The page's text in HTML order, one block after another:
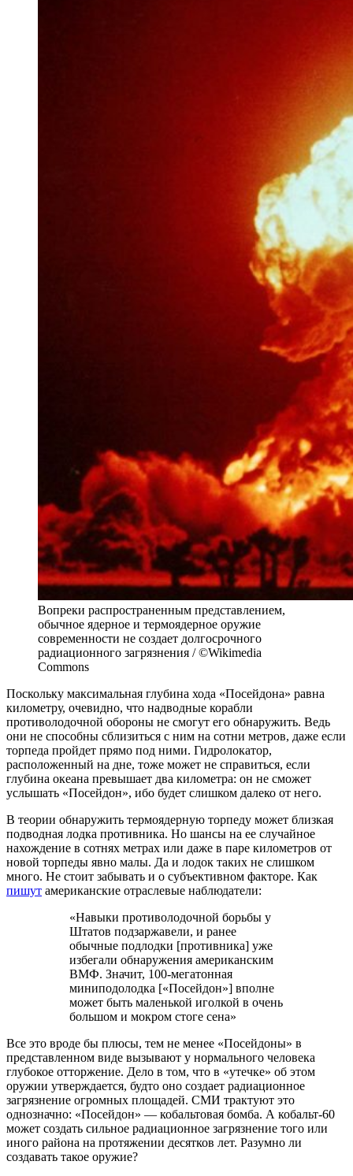
Вопреки распространенным представлением,
обычное ядерное и термоядерное оружие
современности не создает долгосрочного
радиационного загрязнения / ©Wikimedia
Commons
Поскольку максимальная глубина хода «Посейдона» равна
километру, очевидно, что надводные корабли
противолодочной обороны не смогут его обнаружить. Ведь
они не способны сблизиться с ним на сотни метров, даже если
торпеда пройдет прямо под ними. Гидролокатор,
расположенный на дне, тоже может не справиться, если
глубина океана превышает два километра: он не сможет
услышать «Посейдон», ибо будет слишком далеко от него.
В теории обнаружить термоядерную торпеду может близкая
подводная лодка противника. Но шансы на ее случайное
нахождение в сотнях метрах или даже в паре километров от
новой торпеды явно малы. Да и лодок таких не слишком
много. Не стоит забывать и о субъективном факторе. Как
пишут американские отраслевые наблюдатели:
«Навыки противолодочной борьбы у
Штатов подзаржавели, и ранее
обычные подлодки [противника] уже
избегали обнаружения американским
ВМФ. Значит, 100-мегатонная
миниподолодка [«Посейдон»] вполне
может быть маленькой иголкой в очень
большом и мокром стоге сена»
Все это вроде бы плюсы, тем не менее «Посейдоны» в
представленном виде вызывают у нормального человека
глубокое отторжение. Дело в том, что в «утечке» об этом
оружии утверждается, будто оно создает радиационное
загрязнение огромных площадей. СМИ трактуют это
однозначно: «Посейдон» — кобальтовая бомба. А кобальт-60
может создать сильное радиационное загрязнение того или
иного района на протяжении десятков лет. Разумно ли
создавать такое оружие?